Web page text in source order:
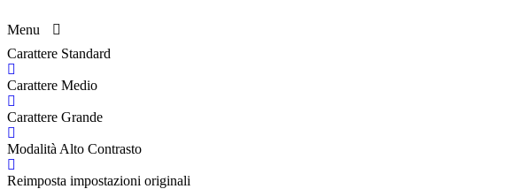
Menu
Carattere Standard
Carattere Medio
Carattere Grande
Modalità Alto Contrasto
Reimposta impostazioni originali